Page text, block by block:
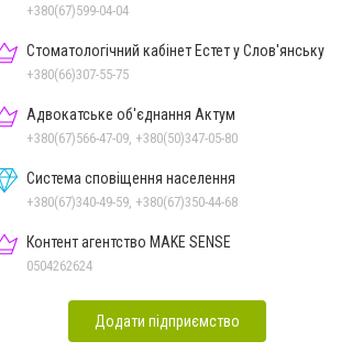
+380(67)599-04-04
Стоматологічний кабінет Естет у Слов'янську
+380(66)307-55-75
Адвокатське об'єднання Актум
+380(67)566-47-09, +380(50)347-05-80
Система сповіщення населення
+380(67)340-49-59, +380(67)350-44-68
Контент агентство MAKE SENSE
0504262624
Додати підприємство